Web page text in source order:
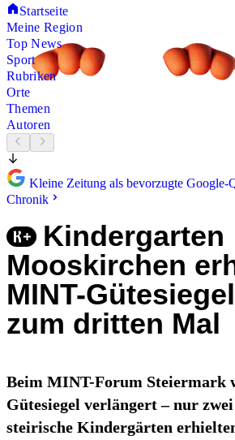
Startseite
Meine Region
Top News
Sport
Rubriken
Orte
Themen
Autoren
Kleine Zeitung als bevorzugte Google-
Chronik
Kindergarten
Mooskirchen
MINT-
zum dritten Mal
Beim MINT-Forum Steiermark
Gütesiegel verlängert – nur
steirische Kindergärten